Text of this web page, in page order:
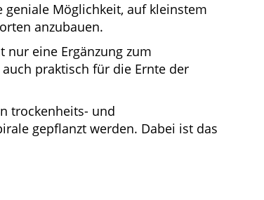
Möglichkeit, auf kleinstem
anzubauen.
nur eine Ergänzung zum
praktisch für die Ernte der
trockenheits- und
gepflanzt werden. Dabei ist das